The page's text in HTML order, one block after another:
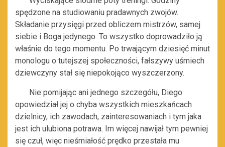
spędzone na studiowaniu pradawnych zwojów.
Składanie przysięgi przed obliczem mistrzów, samej
siebie i Boga jedynego. To wszystko doprowadziło ją
właśnie do tego momentu. Po trwającym dziesięć minut
monologu o tutejszej społeczności, fałszywy uśmiech
dziewczyny stał się niepokojąco wyszczerzony.
Nie pomijając ani jednego szczegółu, Diego
opowiedział jej o chyba wszystkich mieszkańcach
dzielnicy, ich zawodach, zainteresowaniach i tym jaka
jest ich ulubiona potrawa. Im więcej nawijał tym pewniej
się czuł, więc nieśmiałość prędko przestała mu